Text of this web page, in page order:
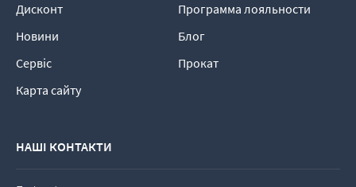
Дисконт
Программа лояльности
Новини
Блог
Сервіс
Прокат
Карта сайту
НАШІ КОНТАКТИ